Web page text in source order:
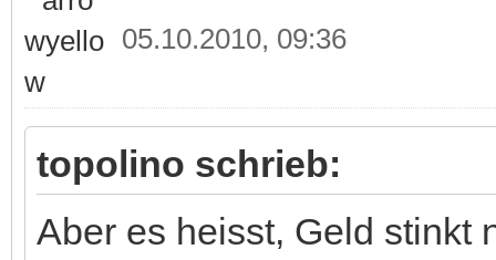
05.10.2010, 09:36
topolino schrieb:
Aber es heisst, Geld stinkt